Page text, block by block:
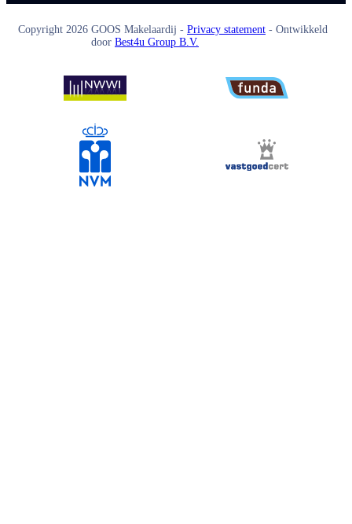
Copyright 2026 GOOS Makelaardij - Privacy statement - Ontwikkeld
door Best4u Group B.V.